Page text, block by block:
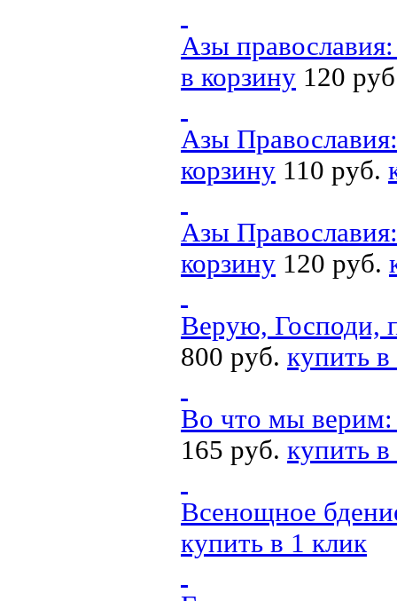
Азы
в корзину 120
Азы
корзину 110 руб.
Азы
корзину 120 руб.
Верую, Господи,
800 руб. купить
Во что мы
165 руб. купить
Всенощное
купить в 1 клик